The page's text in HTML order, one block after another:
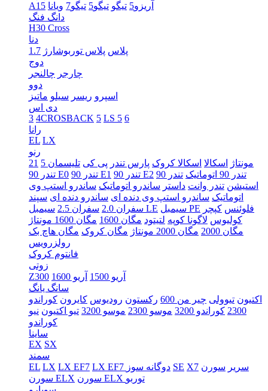
A15
آریزو5 تیگو تیگو5 تیگو7
ویانا
دانگ فنگ
H30 Cross
دنا
پلاس پلاس توربوشارژ 1.7
دوج
چارجر چالنجر
دوو
اسپرو ریسر سیلو ماتیز
دی اس
3 4CROSBACK 5 LS 5 6
رانا
EL LX
رنو
21
5 مونتاژ اسکالا اسکالا کروک پارس تندر پی کی تلیسمان
تندر 90 E0
تندر 90 E1 تندر 90 E2 تندر 90 اتوماتیک
تندر 90
استیشن تندر وانت داستر ساندرو اتوماتیک ساندرو استپ وی
اتوماتیک ساندرو استپ وی دنده ای ساندرو دنده ای سپند
سفران 2.0
سفران 2.5 سیمبل LE سیمبل PE فلوئنس کپچر
کولیوس لاگونا کوپه لتیتود مگان 1600
مگان 1600 مونتاژ
مگان 2000
مگان 2000 مونتاژ مگان کروک مگان هاچ بک
رولزرویس
فانتوم کروک
زوتی
Z300
آریو 1500
آریو 1600
سانگ یانگ
اکتیون تیوولی چیر من 600 رکستون رودیوس کایرون کوراندو
2300 کوراندو 3200 موسو 2300 موسو 3200 تیو اکتیون نیو
کوراندو
ساینا
EX SX
سمند
EL LX LX EF7 LX EF7 دوگانه سوز SE X7 سریر سورن
سورن ELX
سورن ELX توربو